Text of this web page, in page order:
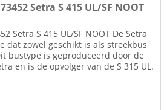
Setra S 415 UL/SF NOOT
Setra S 415 UL/SF NOOT De Setra
dat zowel geschikt is als streekbus
bustype is geproduceerd door de
en is de opvolger van de S 315 UL.